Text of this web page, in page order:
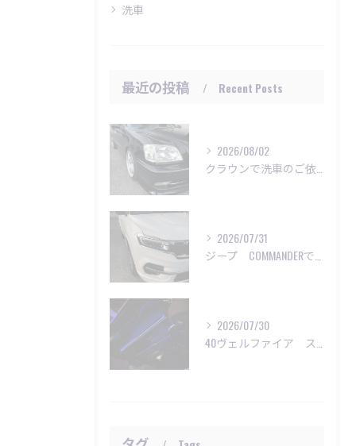
洗車
最近の投稿 Recent Posts
2026/08/02
2026/07/31
2026/07/30